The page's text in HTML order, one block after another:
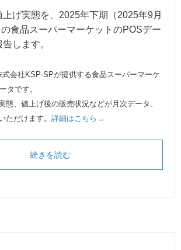
げ実態を、2025年下期（2025年9月
食品スーパーマーケットのPOSデー
します。
式会社KSP-SPが提供する食品スーパーマーケ
タです。
態、値上げ後の販売状況などが月次データ、
ただけます。 詳細はこちら→
続きを読む